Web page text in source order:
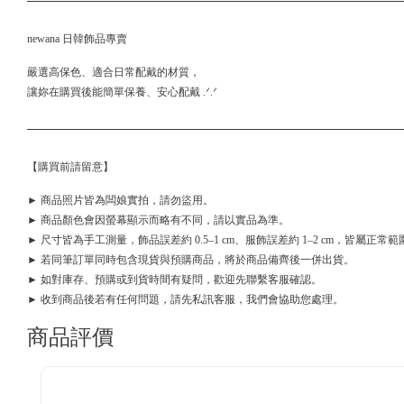
newana 日韓飾品專賣
嚴選高保色、適合日常配戴的材質，
讓妳在購買後能簡單保養、安心配戴 .ᐟ.ᐟ
【購買前請留意】
► 商品照片皆為闆娘實拍，請勿盜用。
► 商品顏色會因螢幕顯示而略有不同，請以實品為準。
► 尺寸皆為手工測量，飾品誤差約 0.5–1 cm、服飾誤差約 1–2 cm，皆屬正常範
► 若同筆訂單同時包含現貨與預購商品，將於商品備齊後一併出貨。
► 如對庫存、預購或到貨時間有疑問，歡迎先聯繫客服確認。
► 收到商品後若有任何問題，請先私訊客服，我們會協助您處理。
商品評價